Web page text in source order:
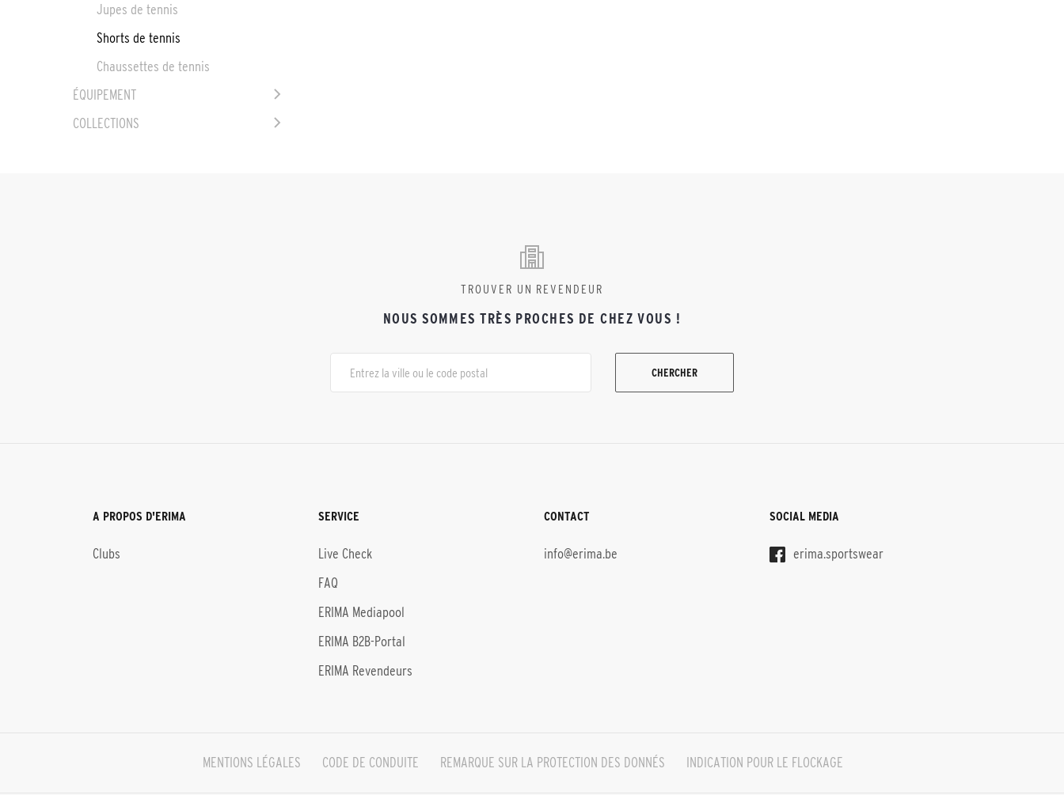
Jupes de tennis
Shorts de tennis
Chaussettes de tennis
ÉQUIPEMENT
COLLECTIONS
TROUVER UN REVENDEUR
NOUS SOMMES TRÈS PROCHES DE CHEZ VOUS !
CHERCHER
A PROPOS D'ERIMA
Clubs
SERVICE
Live Check
FAQ
ERIMA Mediapool
ERIMA B2B-Portal
ERIMA Revendeurs
CONTACT
info@erima.be
SOCIAL MEDIA
erima.sportswear
MENTIONS LÉGALES CODE DE CONDUITE REMARQUE SUR LA PROTECTION DES DONNÉS INDICATION POUR LE FLOCKAGE